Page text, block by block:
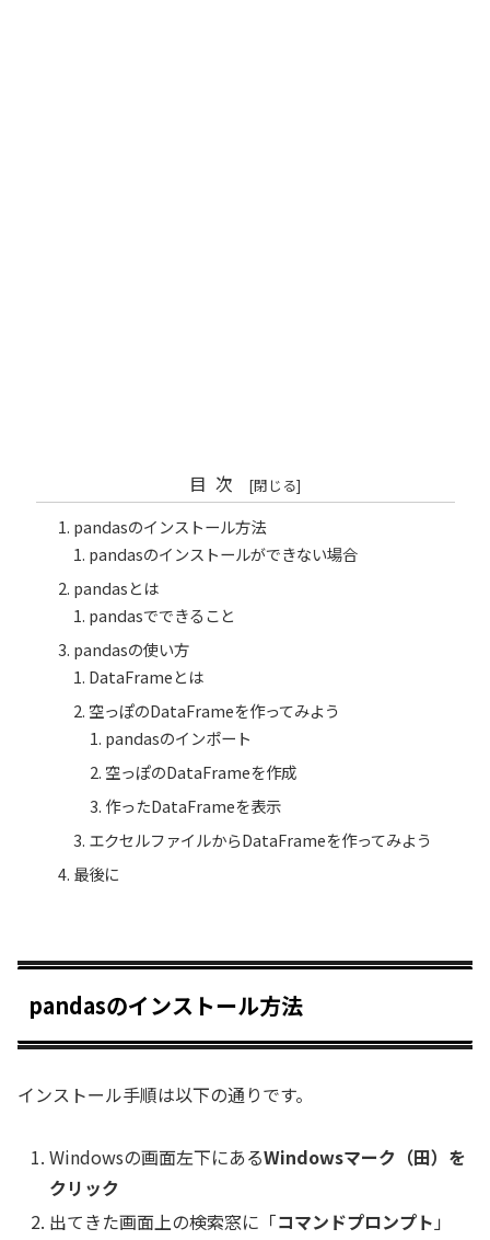
目次
pandasのインストール方法
pandasのインストールができない場合
pandasとは
pandasでできること
pandasの使い方
DataFrameとは
空っぽのDataFrameを作ってみよう
pandasのインポート
空っぽのDataFrameを作成
作ったDataFrameを表示
エクセルファイルからDataFrameを作ってみよう
最後に
pandasのインストール方法
インストール手順は以下の通りです。
Windowsの画面左下にあるWindowsマーク（田）を
クリック
出てきた画面上の検索窓に「コマンドプロンプト 」